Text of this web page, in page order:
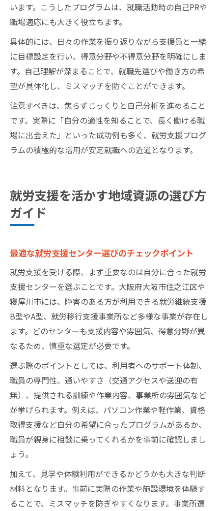
います。こうしたプログラムは、就職活動時の自己PRや
職場適応にも大きく役立ちます。
具体的には、日々の作業を振り返りながら支援員と一緒
に目標設定を行い、得意分野や不得意分野を明確にしま
す。自己理解が深まることで、就職先選びや働き方の希
望が具体化し、ミスマッチを防ぐことができます。
注意すべきは、焦らずじっくりと自己分析を進めること
です。実際に「自分の適性を知ることで、長く働ける職
場に出会えた」といった成功例も多く、就労支援プログ
ラムの積極的な活用が安定就職への近道となります。
就労支援を活かす地域資源の選び方
ガイド
最適な就労支援センター選びのチェックポイント
就労支援を受ける際、まず重要なのは自分に合った就労
支援センターを選ぶことです。大阪府大阪市住之江区や
寝屋川市には、障害のある方が利用できる就労継続支援
B型やA型、就労移行支援事業所など多様な事業が存在し
ます。どのセンターも支援内容や雰囲気、得意分野が異
なるため、慎重な選定が必要です。
選ぶ際のポイントとしては、利用者へのサポート体制、
職員の専門性、通いやすさ（交通アクセスや送迎の有
無）、提供される訓練や作業内容、事業所の雰囲気など
が挙げられます。例えば、パソコン作業や軽作業、資格
取得支援など自分の希望に合ったプログラムがあるか、
職員が親身に相談に乗ってくれるかを事前に確認しまし
ょう。
加えて、見学や体験利用ができるかどうかも大きな判断
材料となります。事前に実際の作業や施設環境を体験す
ることで、ミスマッチを防ぎやすくなります。事業所選